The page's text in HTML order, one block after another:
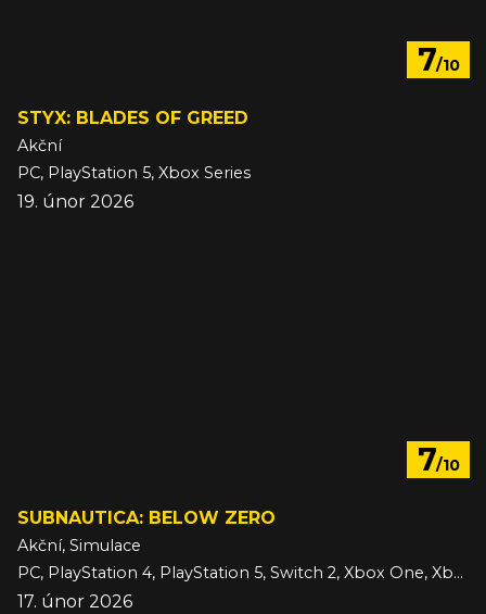
7/10
STYX: BLADES OF GREED
Akční
PC, PlayStation 5, Xbox Series
19. únor 2026
7/10
SUBNAUTICA: BELOW ZERO
Akční, Simulace
PC, PlayStation 4, PlayStation 5, Switch 2, Xbox One, Xbox Series
17. únor 2026